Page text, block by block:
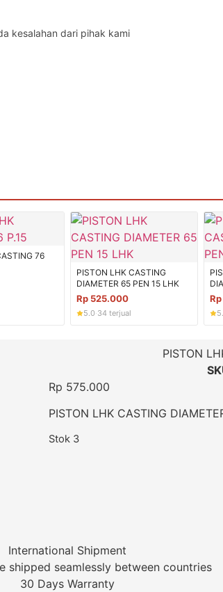
kesalahan dari pihak kami
76
PISTON LHK CASTING
DIAMETER 65 PEN 15 LHK
Rp 525.000
5.0·34 terjual
Rp
PISTON
Rp 575.000
PISTON LHK CASTING
Stok 3
International Shipment
shipped seamlessly between countries
30 Days Warranty